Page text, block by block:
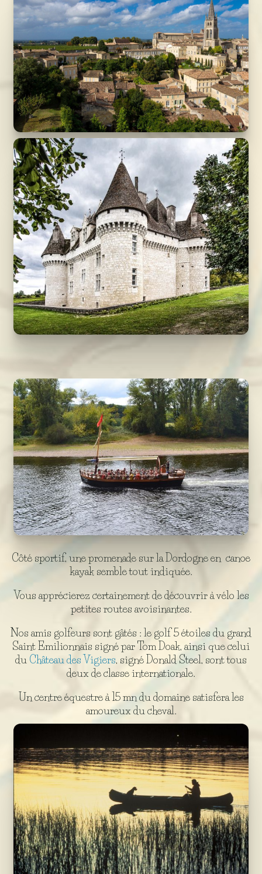
Côté sportif, une promenade sur la Dordogne en canoe
kayak semble tout indiquée.
Vous apprécierez certainement de découvrir à vélo les
petites routes avoisinantes.
Nos amis golfeurs sont gâtés : le golf 5 étoiles du grand
Saint Emilionnais signé par Tom Doak, ainsi que celui
du Château des Vigiers, signé Donald Steel, sont tous
deux de classe internationale.
Un centre équestre à 15 mn du domaine satisfera les
amoureux du cheval.